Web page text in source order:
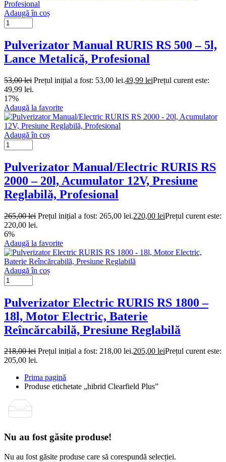
Adaugă în coș
Pulverizator Manual RURIS RS 500 – 5l,
Lance Metalică, Profesional
53,00lei Prețul inițial a fost: 53,00 lei.49,99 leiPrețul curent este:
49,99 lei.
17%
Adaugă la favorite
Adaugă în coș
Pulverizator Manual/Electric RURIS RS
2000 – 20l, Acumulator 12V, Presiune
Reglabilă, Profesional
265,00lei Prețul inițial a fost: 265,00 lei.220,00 leiPrețul curent este:
220,00 lei.
6%
Adaugă la favorite
Adaugă în coș
Pulverizator Electric RURIS RS 1800 –
18l, Motor Electric, Baterie
Reîncărcabilă, Presiune Reglabilă
218,00lei Prețul inițial a fost: 218,00 lei.205,00 leiPrețul curent este:
205,00 lei.
Prima pagină
Produse etichetate „hibrid Clearfield Plus”
Nu au fost găsite produse!
Nu au fost găsite produse care să corespundă selecției.